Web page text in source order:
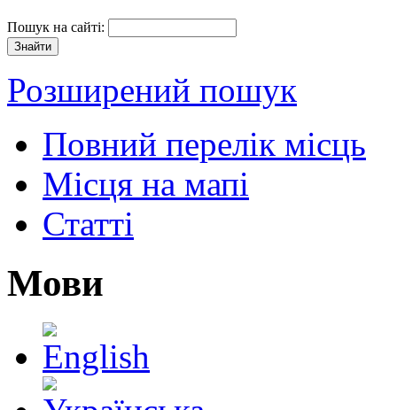
Пошук на сайті:
Розширений пошук
Повний перелік місць
Місця на мапі
Статті
Мови